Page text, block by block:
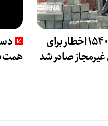
شهردار ایلام: ۱۵۴۰ اخطار برای
صادر شد
همت